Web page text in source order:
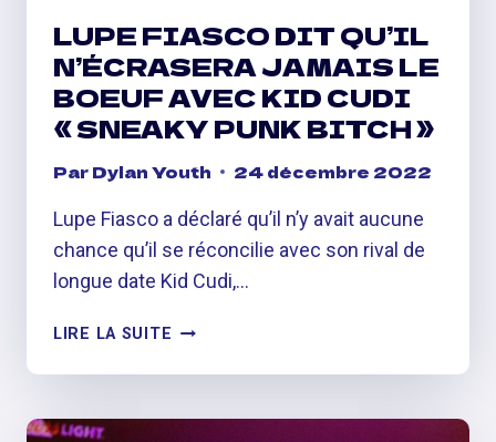
LUPE FIASCO DIT QU’IL
N’ÉCRASERA JAMAIS LE
BOEUF AVEC KID CUDI
« SNEAKY PUNK BITCH »
ParDylan Youth 24 décembre 2022
Lupe Fiasco a déclaré qu’il n’y avait aucune
chance qu’il se réconcilie avec son rival de
longue date Kid Cudi,…
LIRE LA SUITE LUPE
DIT